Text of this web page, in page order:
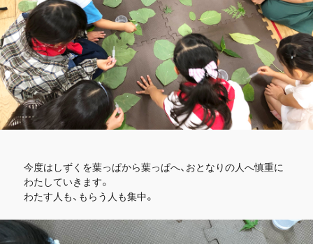
今度はしずくを葉っぱから葉っぱへ、おとなりの人へ慎重に
わたしていきます。
わたす人も、もらう人も集中。